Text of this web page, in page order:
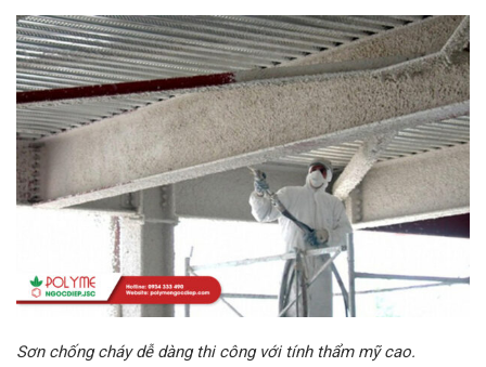
Sơn chống cháy dễ dàng thi công với tính thẩm mỹ cao.